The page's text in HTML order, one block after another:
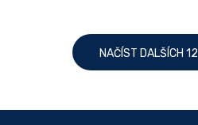
NAČÍST DALŠÍCH